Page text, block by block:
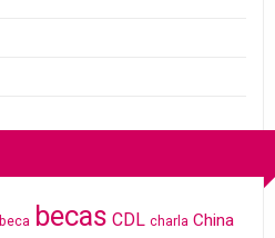
beca becas CDL charla China